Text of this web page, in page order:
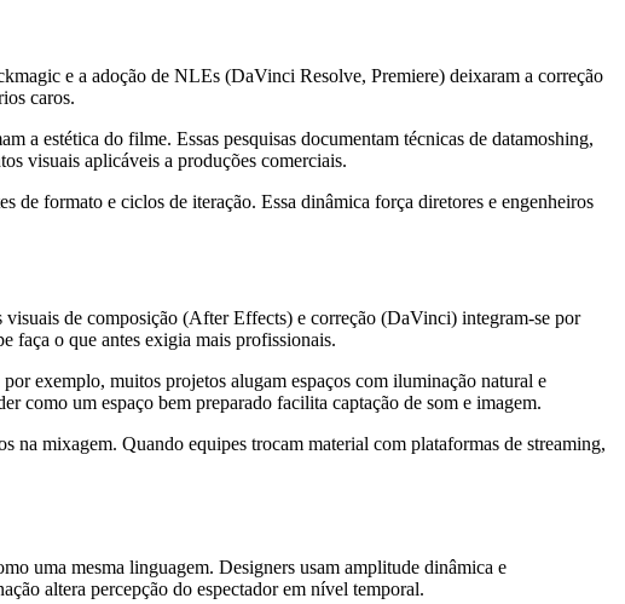
e a adoção de NLEs (DaVinci Resolve, Premiere) deixaram a correção
caros.
a estética do filme. Essas pesquisas documentam técnicas de datamoshing,
visuais aplicáveis a produções comerciais.
de formato e ciclos de iteração. Essa dinâmica força diretores e engenheiros
de composição (After Effects) e correção (DaVinci) integram-se por
faça o que antes exigia mais profissionais.
exemplo, muitos projetos alugam espaços com iluminação natural e
como um espaço bem preparado facilita captação de som e imagem.
na mixagem. Quando equipes trocam material com plataformas de streaming,
uma mesma linguagem. Designers usam amplitude dinâmica e
altera percepção do espectador em nível temporal.